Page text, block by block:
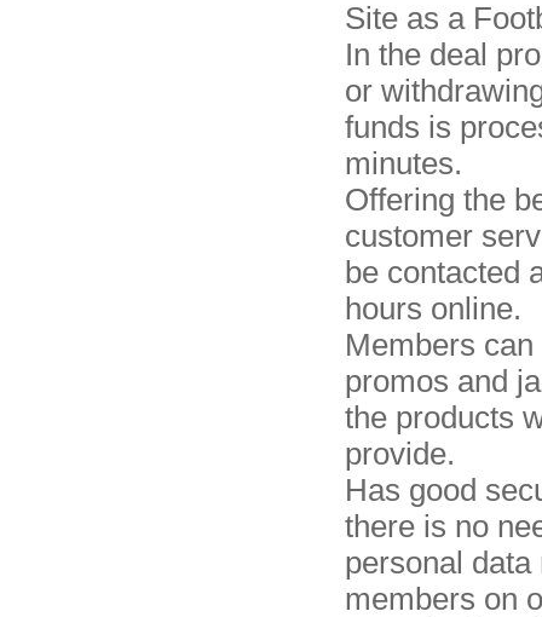
Site as a
In the deal
or
funds is
minutes.
Offering the
customer
be contacted
hours online.
Members
promos and
the products
provide.
Has good
there is no
personal
members on